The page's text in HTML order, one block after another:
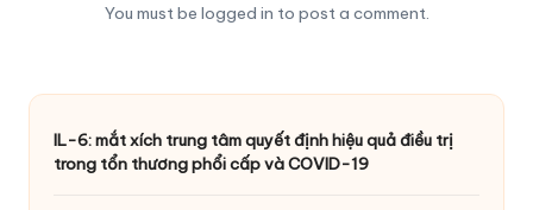
You must be logged in to post a comment.
IL-6: mắt xích trung tâm quyết định hiệu quả điều trị
trong tổn thương phổi cấp và COVID-19